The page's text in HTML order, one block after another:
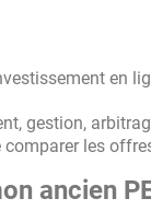
en
gestion,
les
ancien